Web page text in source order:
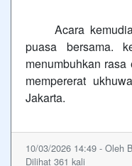
Acara
puasa bersama.
menumbuhkan
mempererat
Jakarta.
10/03/2026 14:49 - Oleh
Dilihat 361 kali